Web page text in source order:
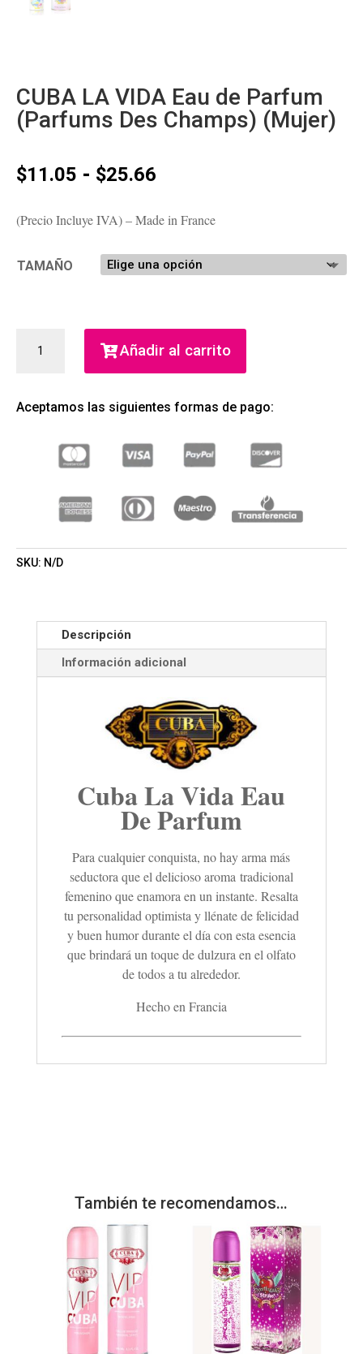
CUBA LA VIDA Eau de Parfum
(Parfums Des Champs) (Mujer)
$11.05 - $25.66
precios:
desde
$11.05
hasta
$25.66
(Precio Incluye IVA) – Made in France
TAMAÑO
DE
(PARFUMS
(MUJER)
CANTIDAD
Añadir al carrito
Aceptamos las siguientes formas de pago:
SKU: N/D
Descripción
Información adicional
Cuba La Vida Eau
De Parfum
Para cualquier conquista, no hay arma más
seductora que el delicioso aroma tradicional
femenino que enamora en un instante. Resalta
tu personalidad optimista y llénate de felicidad
y buen humor durante el día con esta esencia
que brindará un toque de dulzura en el olfato
de todos a tu alrededor.
Hecho en Francia
También te recomendamos…